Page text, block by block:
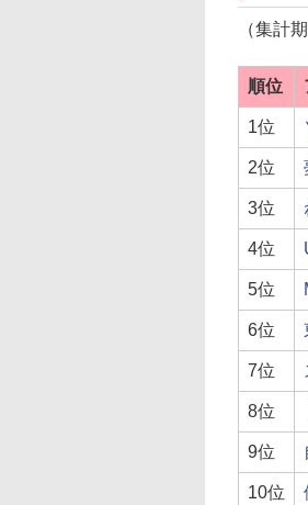
（集計
順位
1位
2位
3位
4位
5位
6位
7位
8位
9位
10位